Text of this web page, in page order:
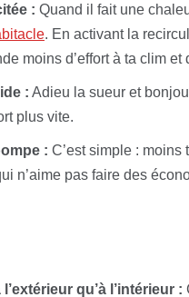
: Quand il fait une
. En activant la
moins d’effort à ta clim
: Adieu la sueur et
plus vite.
: C’est simple : moins
n’aime pas faire des
qu’à l’intérieur :